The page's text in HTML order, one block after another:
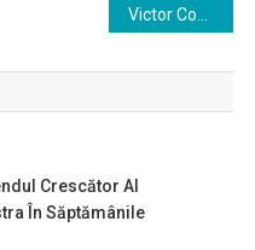
Crescător Al
În Săptămânile